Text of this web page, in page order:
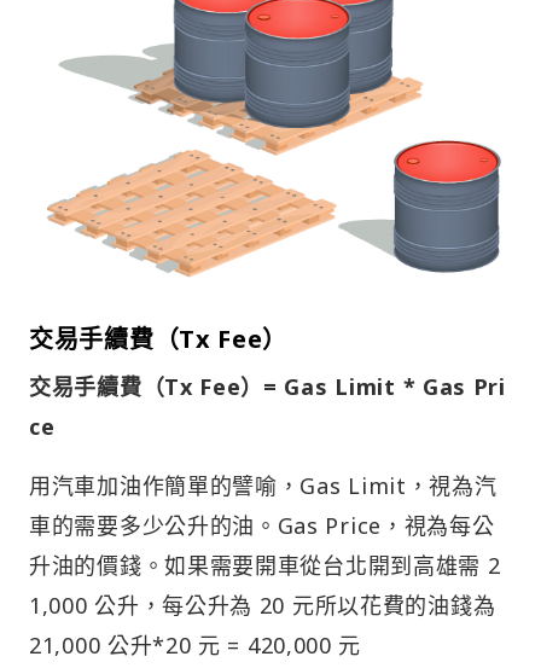
交易手續費（Tx Fee）
交易手續費（Tx Fee）= Gas Limit * Gas Pri
ce
用汽車加油作簡單的譬喻，Gas Limit，視為汽
車的需要多少公升的油。Gas Price，視為每公
升油的價錢。如果需要開車從台北開到高雄需 2
1,000 公升，每公升為 20 元所以花費的油錢為
21,000 公升*20 元 = 420,000 元